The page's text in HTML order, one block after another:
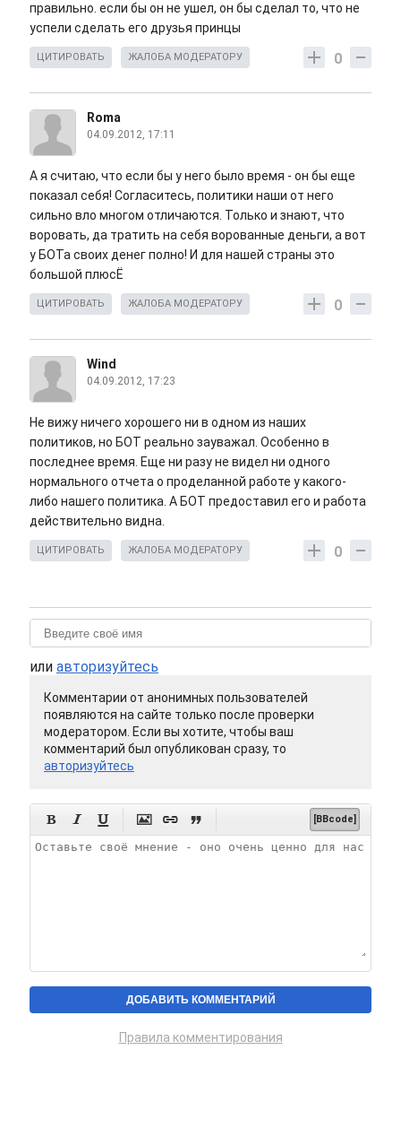
правильно. если бы он не ушел, он бы сделал то, что не
успели сделать его друзья принцы
0
ЦИТИРОВАТЬ ЖАЛОБА МОДЕРАТОРУ
Roma
04.09.2012, 17:11
А я считаю, что если бы у него было время - он бы еще
показал себя! Согласитесь, политики наши от него
сильно вло многом отличаются. Только и знают, что
воровать, да тратить на себя ворованные деньги, а вот
у БОТа своих денег полно! И для нашей страны это
большой плюсЁ
0
ЦИТИРОВАТЬ ЖАЛОБА МОДЕРАТОРУ
Wind
04.09.2012, 17:23
Не вижу ничего хорошего ни в одном из наших
политиков, но БОТ реально зауважал. Особенно в
последнее время. Еще ни разу не видел ни одного
нормального отчета о проделанной работе у какого-
либо нашего политика. А БОТ предоставил его и работа
действительно видна.
0
ЦИТИРОВАТЬ ЖАЛОБА МОДЕРАТОРУ
или авторизуйтесь
Комментарии от анонимных пользователей
появляются на сайте только после проверки
модератором. Если вы хотите, чтобы ваш
комментарий был опубликован сразу, то
авторизуйтесь
      [BBcode]
Правила комментирования